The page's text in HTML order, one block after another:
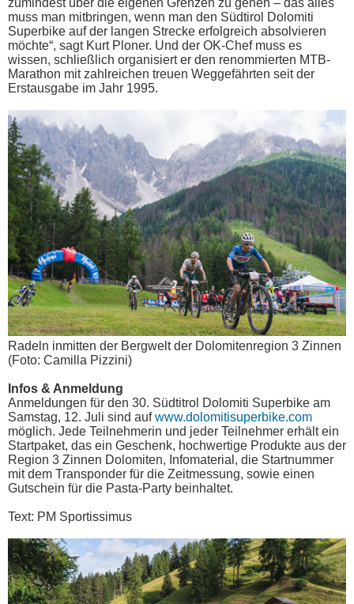
zumindest über die eigenen Grenzen zu gehen – das alles
muss man mitbringen, wenn man den Südtirol Dolomiti
Superbike auf der langen Strecke erfolgreich absolvieren
möchte“, sagt Kurt Ploner. Und der OK-Chef muss es
wissen, schließlich organisiert er den renommierten MTB-
Marathon mit zahlreichen treuen Weggefährten seit der
Erstausgabe im Jahr 1995.
Radeln inmitten der Bergwelt der Dolomitenregion 3 Zinnen
(Foto: Camilla Pizzini)
Infos & Anmeldung
Anmeldungen für den 30. Südtitrol Dolomiti Superbike am
Samstag, 12. Juli sind aufwww.dolomitisuperbike.com
möglich. Jede Teilnehmerin und jeder Teilnehmer erhält ein
Startpaket, das ein Geschenk, hochwertige Produkte aus der
Region 3 Zinnen Dolomiten, Infomaterial, die Startnummer
mit dem Transponder für die Zeitmessung, sowie einen
Gutschein für die Pasta-Party beinhaltet.
Text: PM Sportissimus